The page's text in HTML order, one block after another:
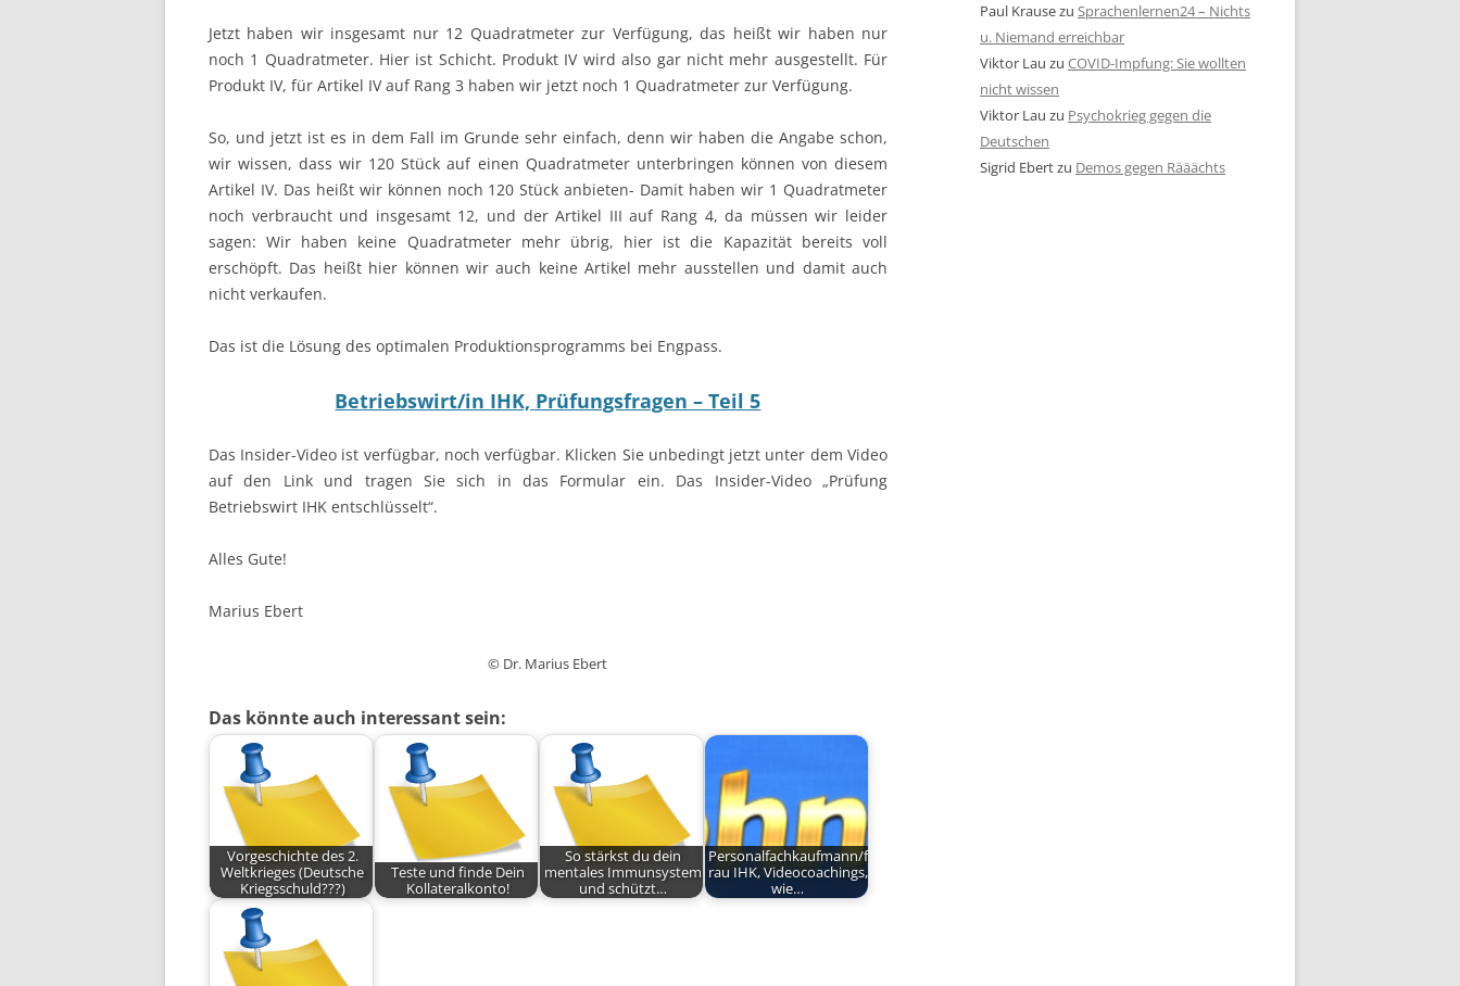
Jetzt haben wir insgesamt nur 12 Quadratmeter zur Verfügung, das heißt wir haben nur
noch 1 Quadratmeter. Hier ist Schicht. Produkt IV wird also gar nicht mehr ausgestellt. Für
Produkt IV, für Artikel IV auf Rang 3 haben wir jetzt noch 1 Quadratmeter zur Verfügung.
So, und jetzt ist es in dem Fall im Grunde sehr einfach, denn wir haben die Angabe schon,
wir wissen, dass wir 120 Stück auf einen Quadratmeter unterbringen können von diesem
Artikel IV. Das heißt wir können noch 120 Stück anbieten- Damit haben wir 1 Quadratmeter
noch verbraucht und insgesamt 12, und der Artikel III auf Rang 4, da müssen wir leider
sagen: Wir haben keine Quadratmeter mehr übrig, hier ist die Kapazität bereits voll
erschöpft. Das heißt hier können wir auch keine Artikel mehr ausstellen und damit auch
nicht verkaufen.
Das ist die Lösung des optimalen Produktionsprogramms bei Engpass.
Betriebswirt/in IHK, Prüfungsfragen – Teil 5
Das Insider-Video ist verfügbar, noch verfügbar. Klicken Sie unbedingt jetzt unter dem Video
auf den Link und tragen Sie sich in das Formular ein. Das Insider-Video „Prüfung
Betriebswirt IHK entschlüsselt“.
Alles Gute!
Marius Ebert
© Dr. Marius Ebert
Das könnte auch interessant sein:
Vorgeschichte des 2.
Weltkrieges (Deutsche
Kriegsschuld???)
Teste und finde Dein
Kollateralkonto!
So stärkst du dein
mentales Immunsystem
und schützt…
Personalfachkaufmann/f
rau IHK, Videocoachings,
wie…
Paul Krausezu Sprachenlernen24 – Nichts
u. Niemand erreichbar
Viktor Lau zu COVID-Impfung: Sie wollten
nicht wissen
Viktor Lau zu Psychokrieg gegen die
Deutschen
Sigrid Ebertzu Demos gegen Rääächts